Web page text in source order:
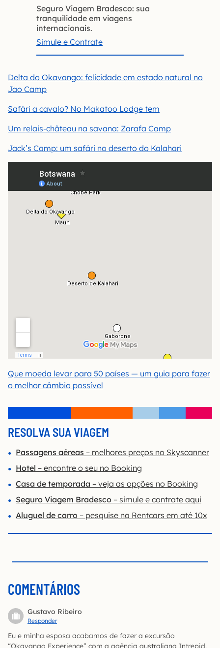
Seguro Viagem Bradesco: sua
tranquilidade em viagens
internacionais.
Simule e Contrate
Delta do Okavango: felicidade em estado natural no
Jao Camp
Safári a cavalo? No Makatoo Lodge tem
Um relais-château na savana: Zarafa Camp
Jack’s Camp: um safári no deserto do Kalahari
Que moeda levar para 50 países — um guia para fazer
o melhor câmbio possível
RESOLVA SUA VIAGEM
Passagens aéreas – melhores preços no Skyscanner
Hotel – encontre o seu no Booking
Casa de temporada – veja as opções no Booking
Seguro Viagem Bradesco – simule e contrate aqui
Aluguel de carro – pesquise na Rentcars em até 10x
COMENTÁRIOS
Gustavo Ribeiro
Responder
Eu e minha esposa acabamos de fazer a excursão
“Okavango Experience” com a agência australiana Intrepid.